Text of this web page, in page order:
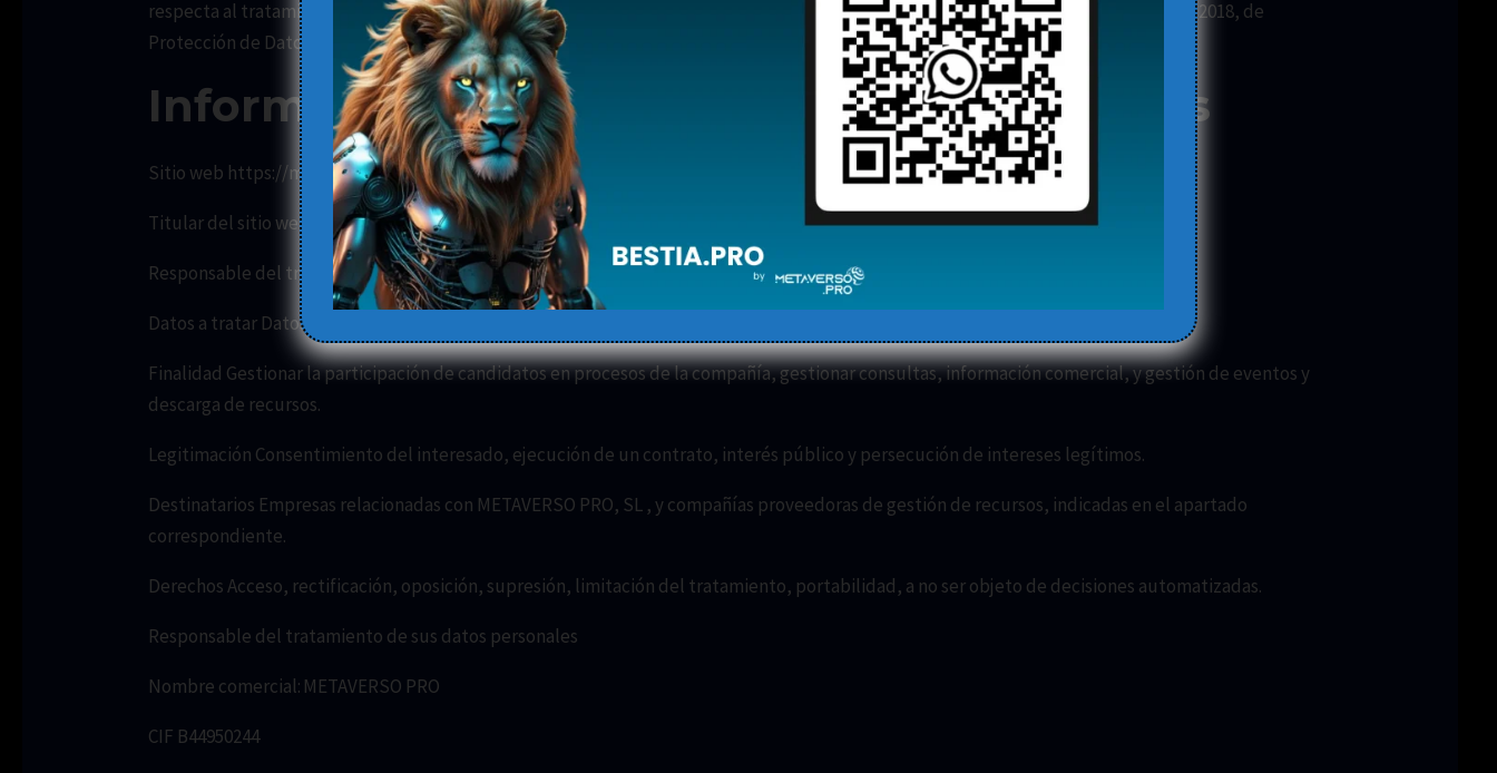
respecta al tratamiento de datos personales y a la libre circulación de estos datos, y de la Ley Orgánica 3/2018, de 5 de diciembre de 2018, de
Protección de Datos Personales y Garantía de los Derechos Digitales.
Información básica sobre protección de datos
Sitio web https://metaverso.pro/
Titular del sitio web METAVERSO PRO, SL
Responsable del tratamiento METAVERSO PRO, SL
Datos a tratar Datos identificativos, de contacto, formativos, laborales, bancarios, e imágenes.
Finalidad Gestionar la participación de candidatos en procesos de la compañía, gestionar consultas, información comercial, y gestión de eventos y
descarga de recursos.
Legitimación Consentimiento del interesado, ejecución de un contrato, interés público y persecución de intereses legítimos.
Destinatarios Empresas relacionadas con METAVERSO PRO, SL , y compañías proveedoras de gestión de recursos, indicadas en el apartado
correspondiente.
Derechos Acceso, rectificación, oposición, supresión, limitación del tratamiento, portabilidad, a no ser objeto de decisiones automatizadas.
Responsable del tratamiento de sus datos personales
Nombre comercial: METAVERSO PRO
CIF B44950244